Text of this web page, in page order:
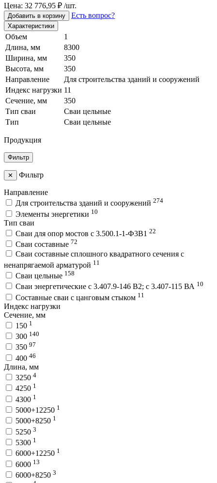
Цена: 32 776,95 ₽ /шт.
Добавить в корзину Есть вопрос?
Характеристики
Объем
1
Длина, мм
8300
Ширина, мм
350
Высота, мм
350
Направление
Для строительства зданий и сооружений
Индекс нагрузки 11
Сечение, мм
350
Тип сваи
Сваи цельные
Тип
Сваи цельные
Продукция
Фильтр
✕ Фильтр
Направление
Для строительства зданий и сооружений 274
Элементы энергетики 10
Тип сваи
Сваи для опор мостов с 3.500.1-1-Ф3В1 22
Сваи составные 72
Сваи составные сплошного квадратного сечения с
ненапрягаемой арматурой 11
Сваи цельные 158
Сваи энергетические с 3.407.9-146 В2; с 3.407-115 ВА 10
Составные сваи с цанговым стыком 11
Индекс нагрузки
Сечение, мм
150 1
300 140
350 97
400 46
Длина, мм
3250 4
4250 1
4300 1
5000+12250 1
5000+8250 1
5250 3
5300 1
6000+12250 1
6000 13
6000+8250 3